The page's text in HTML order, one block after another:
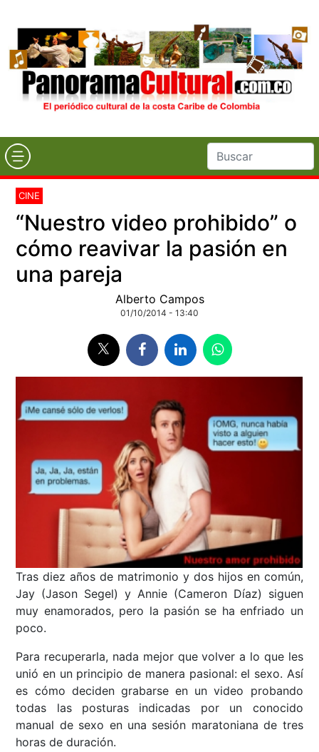
CINE
“Nuestro video prohibido” o
cómo reavivar la pasión en
una pareja
Alberto Campos
01/10/2014 - 13:40
Tras diez años de matrimonio y dos hijos en común,
Jay (Jason Segel) y Annie (Cameron Díaz) siguen
muy enamorados, pero la pasión se ha enfriado un
poco.
Para recuperarla, nada mejor que volver a lo que les
unió en un principio de manera pasional: el sexo. Así
es cómo deciden grabarse en un video probando
todas las posturas indicadas por un conocido
manual de sexo en una sesión maratoniana de tres
horas de duración.